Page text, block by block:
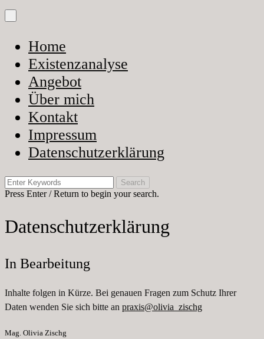
Skip
toMenu
Home
Existenzanalyse
Angebot
Über mich
Kontakt
Impressum
Datenschutzerklärung
Search
for:
Press Enter / Return to begin your search.
Datenschutzerklärung
In Bearbeitung
Inhalte folgen in Kürze. Bei genauen Fragen zum Schutz Ihrer
Daten wenden Sie sich bitte an praxis@olivia_zischg
Mag. Olivia Zischg